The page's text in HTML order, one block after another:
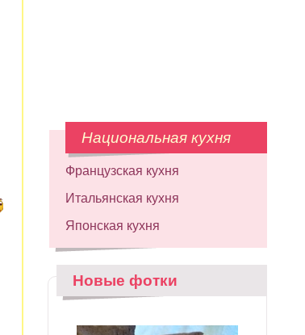
Национальная кухня
Французская кухня
Итальянская кухня
Японская кухня
Новые фотки